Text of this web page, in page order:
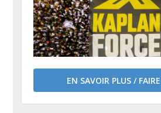
EN SAVOIR PLUS /